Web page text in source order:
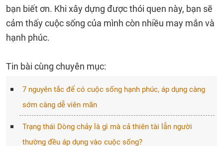
bạn biết ơn. Khi xây dựng được thói quen này, bạn sẽ
cảm thấy cuộc sống của mình còn nhiều may mắn và
hạnh phúc.
Tin bài cùng chuyên mục:
7 nguyên tắc để có cuộc sống hạnh phúc, áp dụng càng
sớm càng dễ viên mãn
Trạng thái Dòng chảy là gì mà cả thiên tài lẫn người
thường đều áp dụng vào cuộc sống?